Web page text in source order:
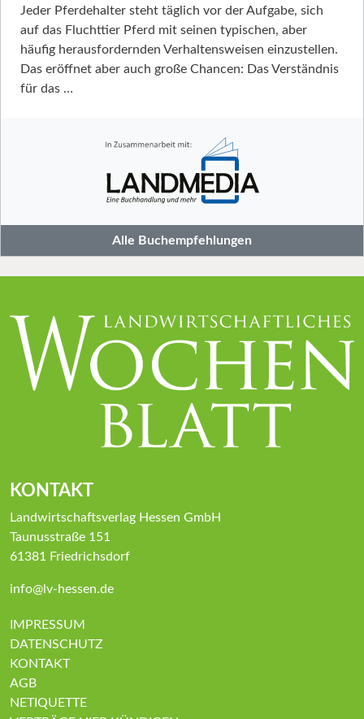
Jeder Pferdehalter steht täglich vor der Aufgabe, sich
auf das Fluchttier Pferd mit seinen typischen, aber
häufig herausfordernden Verhaltensweisen einzustellen.
Das eröffnet aber auch große Chancen: Das Verständnis
für das …
Alle Buchempfehlungen
KONTAKT
Landwirtschaftsverlag Hessen GmbH
Taunusstraße 151
61381 Friedrichsdorf
info@lv-hessen.de
IMPRESSUM
DATENSCHUTZ
KONTAKT
AGB
NETIQUETTE